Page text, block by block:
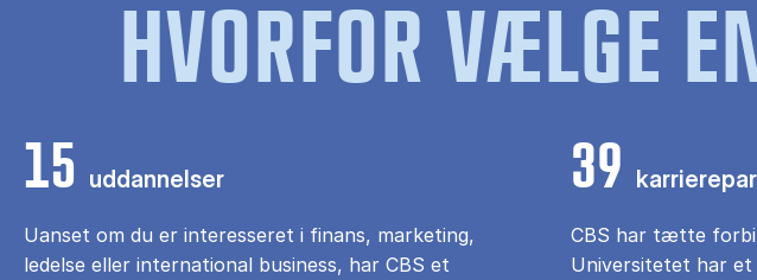
HVORFOR VÆLGE
15 uddannelser
Uanset om du er interesseret i finans, marketing,
ledelse eller international business, har CBS et
39
CBS har tætte
Universitetet har